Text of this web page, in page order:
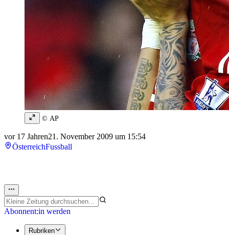
© AP
vor 17 Jahren21. November 2009 um 15:54
ÖsterreichFussball
Abonnent:in werden
Rubriken